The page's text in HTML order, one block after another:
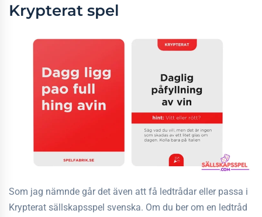
Krypterat spel
Som jag nämnde går det även att få ledtrådar eller passa i
Krypterat sällskapsspel svenska. Om du ber om en ledtråd